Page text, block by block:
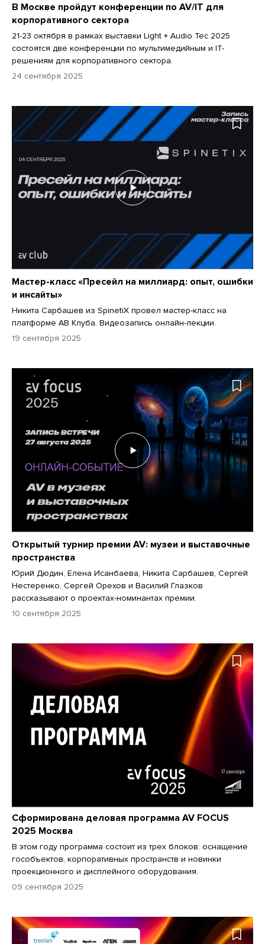
В Москве пройдут конференции по AV/IT для
корпоративного сектора
21-23 октября в рамках выставки Light + Audio Tec 2025
состоятся две конференции по мультимедийным и IT-
решениям для корпоративного сектора.
24 сентября 2025
Мастер-класс «Пресейл на миллиард: опыт, ошибки
и инсайты»
Никита Сарбашев из SpinetiX провел мастер-класс на
платформе АВ Клуба. Видеозапись онлайн-лекции.
19 сентября 2025
Открытый турнир премии AV: музеи и выставочные
пространства
Юрий Дюдин, Елена Исанбаева, Никита Сарбашев, Сергей
Нестеренко, Сергей Орехов и Василий Глазков
рассказывают о проектах-номинантах премии.
10 сентября 2025
Сформирована деловая программа AV FOCUS
2025 Москва
В этом году программа состоит из трех блоков: оснащение
гособъектов, корпоративных пространств и новинки
проекционного и дисплейного оборудования.
09 сентября 2025